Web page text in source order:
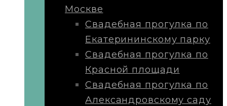
Москве
Свадебная прогулка по
Екатерининскому парку
Свадебная прогулка по
Красной площади
Свадебная прогулка по
Александровскому саду